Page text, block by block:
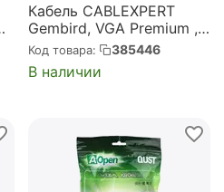
Кабель CABLEXPERT
Gembird, VGA Premium ,
15M/15M,
5.0м,черный,тройной
экран, феррит.кольца
Код товара: 385446
В наличии